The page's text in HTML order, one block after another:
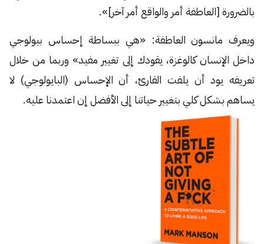
بالضرورة [العاطفة أمر والواقع أمر آخر]».
ويعرف مانسون العاطفة: «هي ببساطة إحساس بيولوجي
داخل الإنسان كالوغزة، يقودك إلى تغيير مفيد» وربما من خلال
تعريفه يود أن يلفت القارئ، أن الإحساس (البايولوجي) لا
يساهم بشكل كلي بتغيير حياتنا إلى الأفضل إن اعتمدنا عليه.